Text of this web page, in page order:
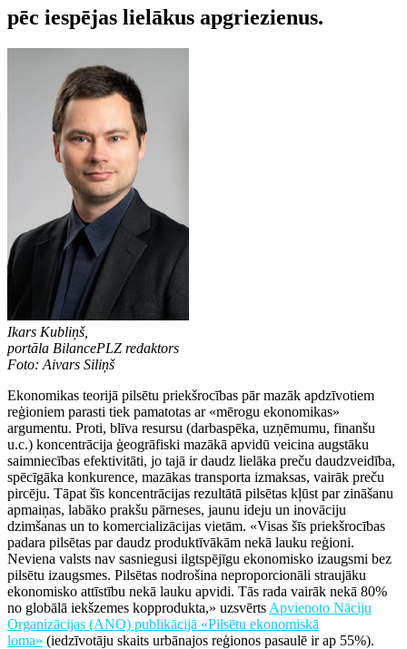
pēc iespējas lielākus apgriezienus.
Ikars Kubliņš,
portāla BilancePLZ redaktors
Foto: Aivars Siliņš
Ekonomikas teorijā pilsētu priekšrocības pār mazāk apdzīvotiem
reģioniem parasti tiek pamatotas ar «mērogu ekonomikas»
argumentu. Proti, blīva resursu (darbaspēka, uzņēmumu, finanšu
u.c.) koncentrācija ģeogrāfiski mazākā apvidū veicina augstāku
saimniecības efektivitāti, jo tajā ir daudz lielāka preču daudzveidība,
spēcīgāka konkurence, mazākas transporta izmaksas, vairāk preču
pircēju. Tāpat šīs koncentrācijas rezultātā pilsētas kļūst par zināšanu
apmaiņas, labāko prakšu pārneses, jaunu ideju un inovāciju
dzimšanas un to komercializācijas vietām. «Visas šīs priekšrocības
padara pilsētas par daudz produktīvākām nekā lauku reģioni.
Neviena valsts nav sasniegusi ilgtspējīgu ekonomisko izaugsmi bez
pilsētu izaugsmes. Pilsētas nodrošina neproporcionāli straujāku
ekonomisko attīstību nekā lauku apvidi. Tās rada vairāk nekā 80%
no globālā iekšzemes kopprodukta,» uzsvērts Apvienoto Nāciju
Organizācijas (ANO) publikācijā «Pilsētu ekonomiskā
loma» (iedzīvotāju skaits urbānajos reģionos pasaulē ir ap 55%).